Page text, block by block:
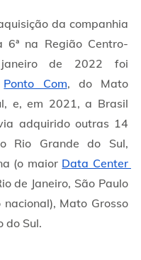
da companhia
na Região Centro-
de 2022 foi
Ponto Com, do Mato
e, em 2021, a Brasil
adquirido outras 14
Rio Grande do Sul,
(o maior Data Center
de Janeiro, São Paulo
Mato Grosso
do Sul.